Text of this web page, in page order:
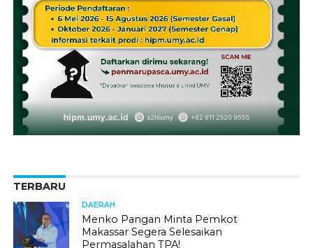
TERBARU
DAERAH
Menko Pangan Minta Pemkot
Makassar Segera Selesaikan
Permasalahan TPA!